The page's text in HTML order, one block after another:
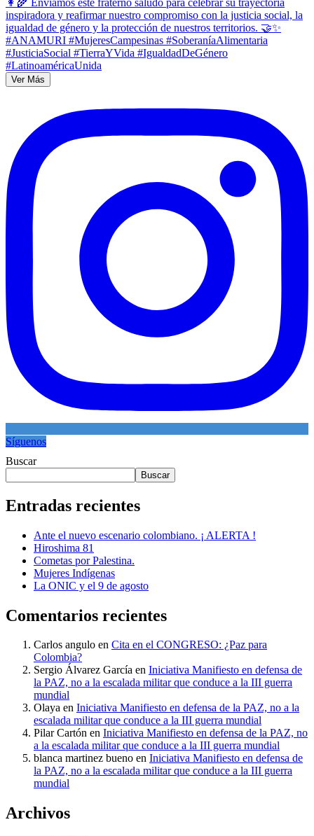
Ver Más
Síguenos
Buscar
Buscar
Entradas recientes
Ante el nuevo escenario colombiano. ¡ ALERTA !
Hiroshima 81
Cometas por Palestina.
Mujeres Indígenas
La ONIC y el 9 de agosto
Comentarios recientes
Carlos angulo en Cita en el CONGRESO: ¿Paz para
Colombia?
Sergio Álvarez García en Iniciativa Manifiesto en defensa de
la PAZ, no a la escalada militar que conduce a la III guerra
mundial
Olaya en Iniciativa Manifiesto en defensa de la PAZ, no a la
escalada militar que conduce a la III guerra mundial
Pilar Cartón en Iniciativa Manifiesto en defensa de la PAZ, no
a la escalada militar que conduce a la III guerra mundial
blanca martinez bueno en Iniciativa Manifiesto en defensa de
la PAZ, no a la escalada militar que conduce a la III guerra
mundial
Archivos